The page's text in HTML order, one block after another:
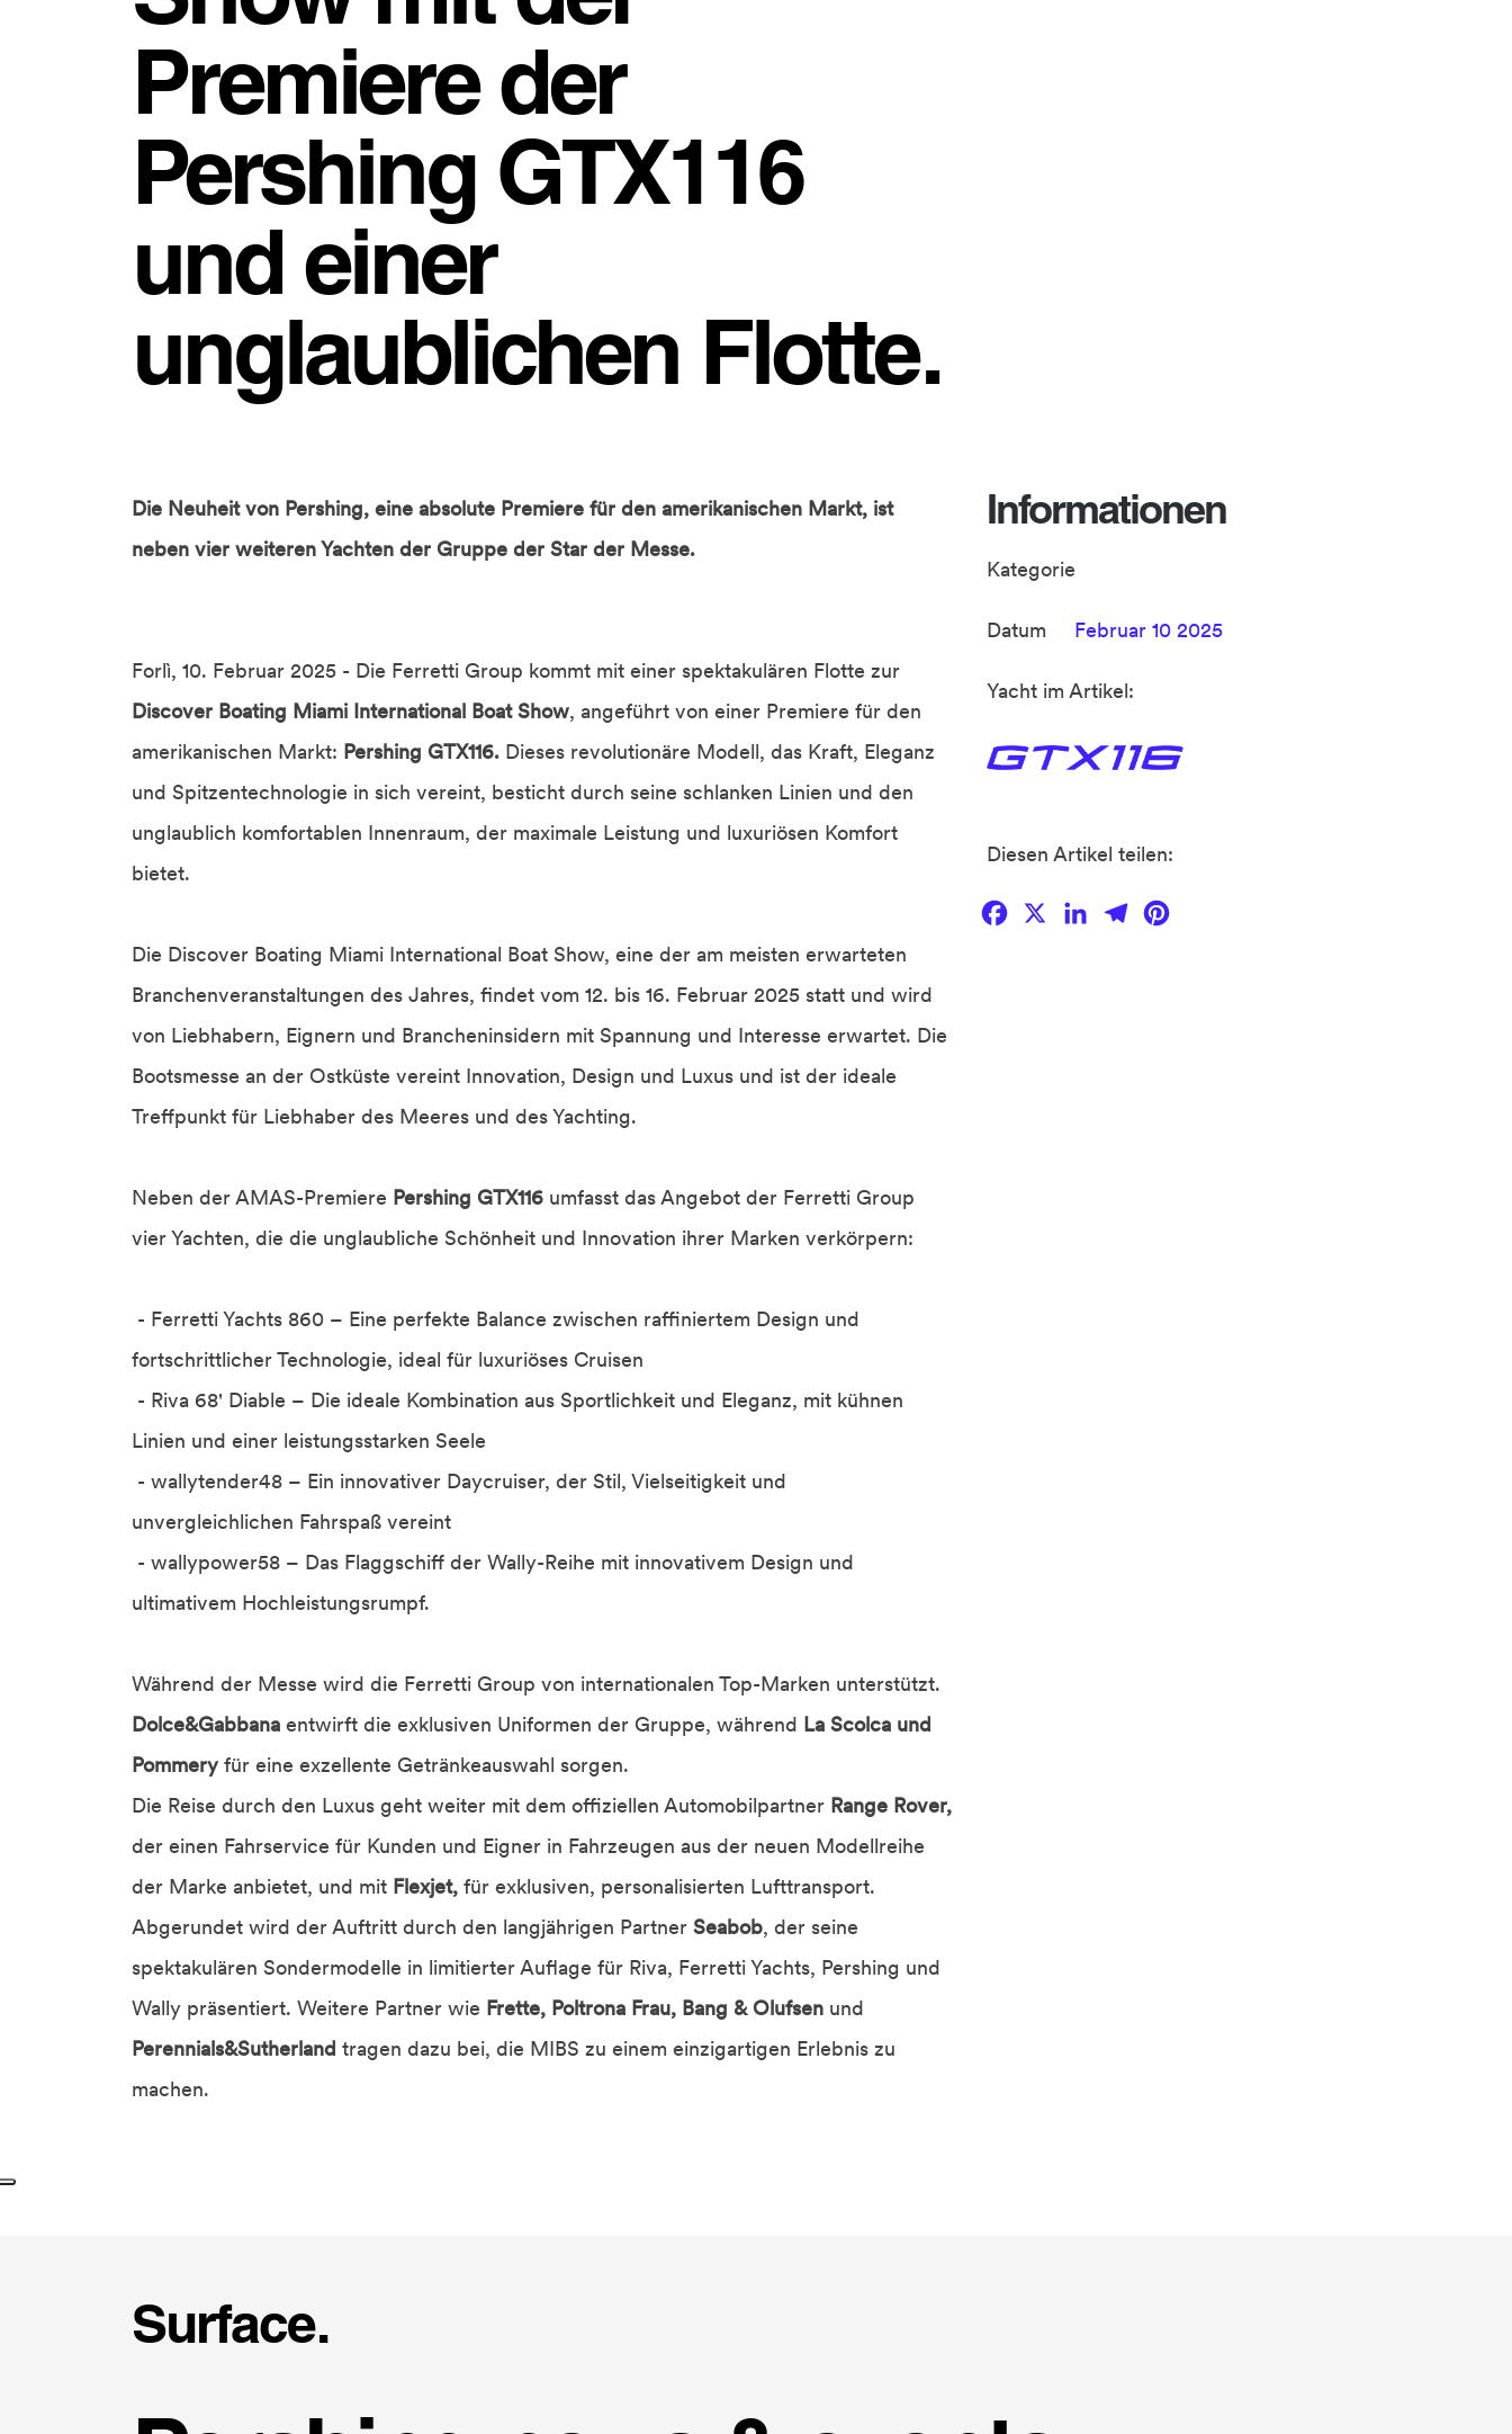
Premiere der
Pershing GTX116
und einer
unglaublichen Flotte.
Die Neuheit von Pershing, eine absolute Premiere für den amerikanischen Markt, ist
neben vier weiteren Yachten der Gruppe der Star der Messe.
Forlì, 10. Februar 2025 - Die Ferretti Group kommt mit einer spektakulären Flotte zur
Discover Boating Miami International Boat Show, angeführt von einer Premiere für den
amerikanischen Markt: Pershing GTX116. Dieses revolutionäre Modell, das Kraft, Eleganz
und Spitzentechnologie in sich vereint, besticht durch seine schlanken Linien und den
unglaublich komfortablen Innenraum, der maximale Leistung und luxuriösen Komfort
bietet.
Die Discover Boating Miami International Boat Show, eine der am meisten erwarteten
Branchenveranstaltungen des Jahres, findet vom 12. bis 16. Februar 2025 statt und wird
von Liebhabern, Eignern und Brancheninsidern mit Spannung und Interesse erwartet. Die
Bootsmesse an der Ostküste vereint Innovation, Design und Luxus und ist der ideale
Treffpunkt für Liebhaber des Meeres und des Yachting.
Neben der AMAS-Premiere Pershing GTX116 umfasst das Angebot der Ferretti Group
vier Yachten, die die unglaubliche Schönheit und Innovation ihrer Marken verkörpern:
- Ferretti Yachts 860 – Eine perfekte Balance zwischen raffiniertem Design und
fortschrittlicher Technologie, ideal für luxuriöses Cruisen
- Riva 68' Diable – Die ideale Kombination aus Sportlichkeit und Eleganz, mit kühnen
Linien und einer leistungsstarken Seele
- wallytender48 – Ein innovativer Daycruiser, der Stil, Vielseitigkeit und
unvergleichlichen Fahrspaß vereint
- wallypower58 – Das Flaggschiff der Wally-Reihe mit innovativem Design und
ultimativem Hochleistungsrumpf.
Während der Messe wird die Ferretti Group von internationalen Top-Marken unterstützt.
Dolce&Gabbana entwirft die exklusiven Uniformen der Gruppe, während La Scolca und
Pommeryfür eine exzellente Getränkeauswahl sorgen.
Die Reise durch den Luxus geht weiter mit dem offiziellen Automobilpartner Range Rover,
der einen Fahrservice für Kunden und Eigner in Fahrzeugen aus der neuen Modellreihe
der Marke anbietet, und mit Flexjet, für exklusiven, personalisierten Lufttransport.
Abgerundet wird der Auftritt durch den langjährigen Partner Seabob, der seine
spektakulären Sondermodelle in limitierter Auflage für Riva, Ferretti Yachts, Pershing und
Wally präsentiert. Weitere Partner wie Frette, Poltrona Frau, Bang & Olufsen und
Perennials&Sutherland tragen dazu bei, die MIBS zu einem einzigartigen Erlebnis zu
machen.
Informationen
Kategorie
Datum Februar 10 2025
Yacht im Artikel:
Diesen Artikel teilen:
Facebook
X LinkedIn
Telegram
Surface.